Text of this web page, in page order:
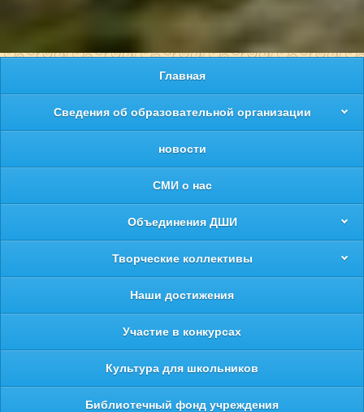
Главная
Сведения об образовательной организации
новости
СМИ о нас
Объединения ДШИ
Творческие коллективы
Наши достижения
Участие в конкурсах
Культура для школьников
Библиотечный фонд учреждения